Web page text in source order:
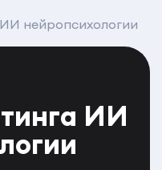
нейропсихологии
ИИ